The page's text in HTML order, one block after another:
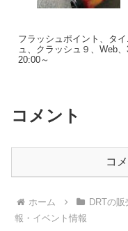
フラッシュポイント、タ
ュ、クラッシュ９、Web、
20:00～
コメント
コ
ホーム DRTの
報・イベント情報